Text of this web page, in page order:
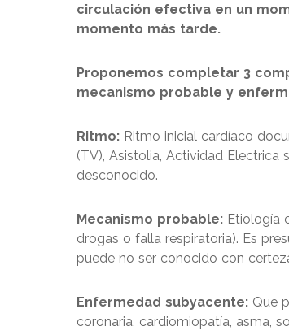
circulación efectiva en un
momento más tarde.
Proponemos completar 3
mecanismo probable y
Ritmo: Ritmo inicial cardíaco
(TV), Asistolia, Actividad Electrica
desconocido.
Mecanismo probable: Etiología
drogas o falla respiratoria). Es
puede no ser conocido con
Enfermedad subyacente: Que
coronaria, cardiomiopatía, asma,